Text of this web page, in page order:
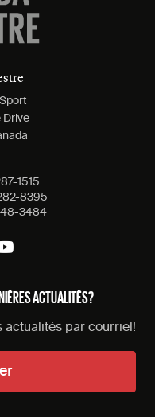
Drive
1515
8395
3484
ACTUALITÉS?
actualités par courriel!